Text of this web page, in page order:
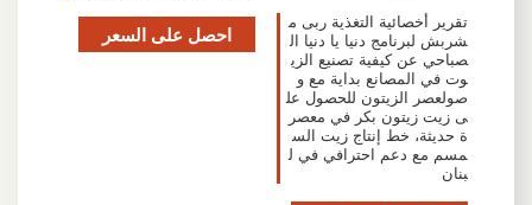
تقرير أخصائية التغذية ربى م
شربش لبرنامج دنيا يا دنيا ال
صباحي عن كيفية تصنيع الزي
وت في المصانع بداية مع و
صولعصر الزيتون للحصول عل
ى زيت زيتون بكر في معصر
ة حديثة، خط إنتاج زيت الس
مسم مع دعم احترافي في ل
بنان
احصل على السعر